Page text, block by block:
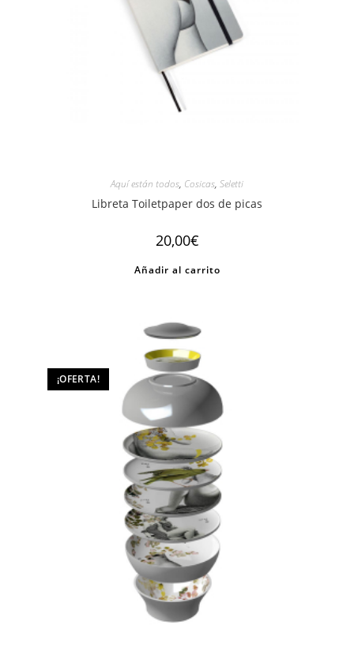
Aquí están todos, Cosicas, Seletti
Libreta Toiletpaper dos de picas
20,00€
Añadir al carrito
¡OFERTA!